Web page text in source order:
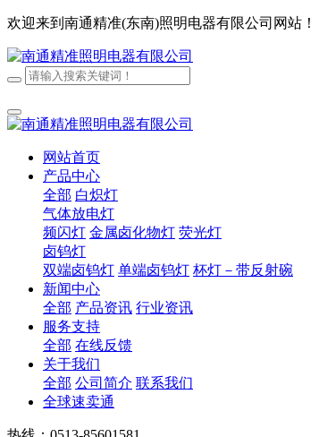
欢迎来到南通精准(东南)照明电器有限公司网站！
网站首页
产品中心
全部 白炽灯
气体放电灯
频闪灯 金属卤化物灯 荧光灯
卤钨灯
双端卤钨灯 单端卤钨灯 杯灯－带反射碗
新闻中心
全部 产品资讯 行业资讯
服务支持
全部 在线反馈
关于我们
全部 公司简介 联系我们
全球速卖通